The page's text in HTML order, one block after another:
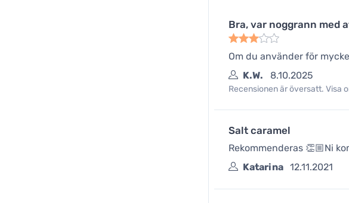
Bra, var noggrann med
Om du använder för
K.W.
8.10.2025
Recensionen är översatt. Visa
Salt caramel
Rekommenderas 👏🏼Ni
Katarina 12.11.2021